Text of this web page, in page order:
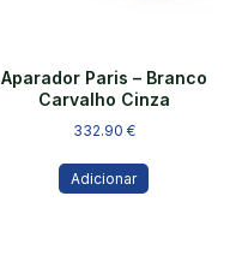
Aparador Paris – Branco
Carvalho Cinza
332.90 €
Adicionar